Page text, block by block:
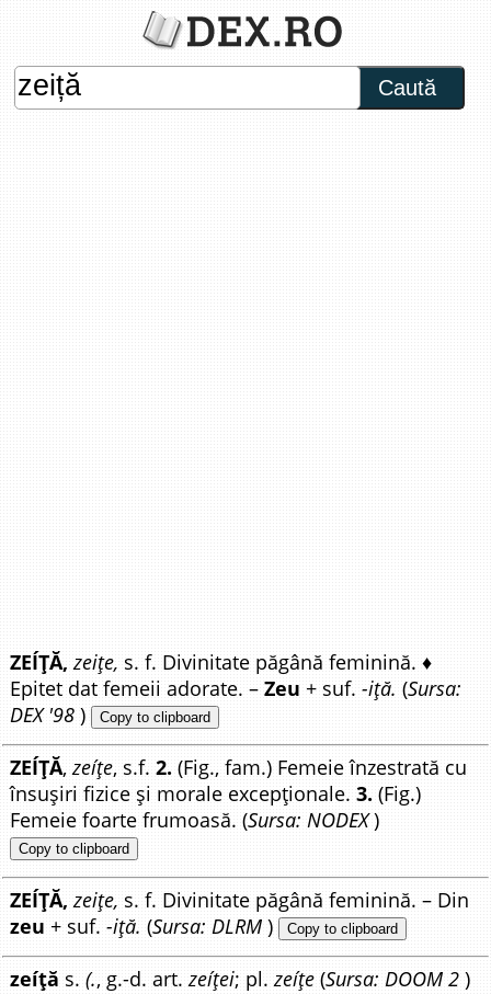
Caută
ZEÍȚĂ, zeițe, s. f. Divinitate păgână feminină. ♦
Epitet dat femeii adorate. –Zeu + suf.-iță. (Sursa:
DEX '98 ) Copy to clipboard
ZEÍȚĂ,zeíțe, s.f.2. (Fig., fam.) Femeie înzestrată cu
însușiri fizice și morale excepționale.3. (Fig.)
Femeie foarte frumoasă. (Sursa: NODEX)
Copy to clipboard
ZEÍȚĂ, zeițe, s. f. Divinitate păgână feminină. – Din
zeu + suf.-iță. (Sursa: DLRM ) Copy to clipboard
zeíță s.(., g.-d. art.zeíței; pl.zeíțe (Sursa: DOOM 2 )